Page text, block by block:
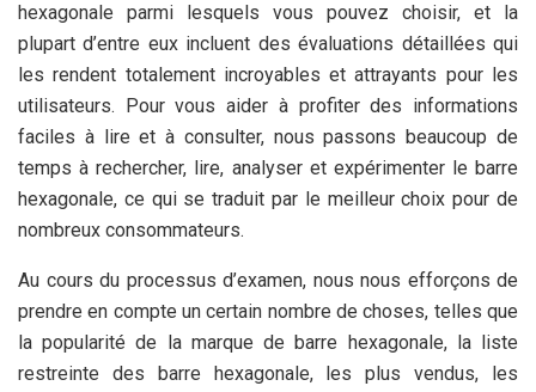
hexagonale parmi lesquels vous pouvez choisir, et la
plupart d’entre eux incluent des évaluations détaillées qui
les rendent totalement incroyables et attrayants pour les
utilisateurs. Pour vous aider à profiter des informations
faciles à lire et à consulter, nous passons beaucoup de
temps à rechercher, lire, analyser et expérimenter le barre
hexagonale, ce qui se traduit par le meilleur choix pour de
nombreux consommateurs.
Au cours du processus d’examen, nous nous efforçons de
prendre en compte un certain nombre de choses, telles que
la popularité de la marque de barre hexagonale, la liste
restreinte des barre hexagonale, les plus vendus, les